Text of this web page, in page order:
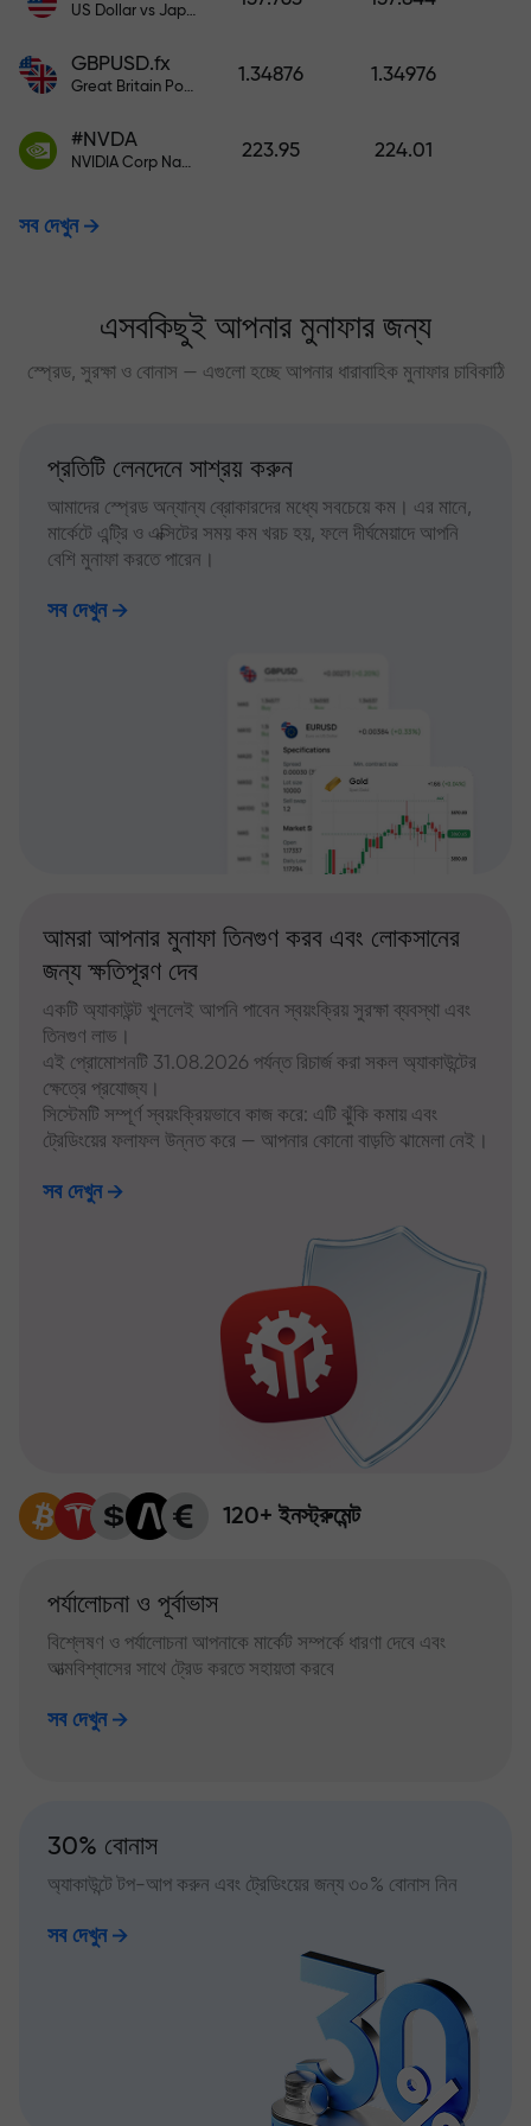
US Dollar vs Japanese Yen
GBPUSD.fx
Great Britain Pound vs US Dollar
1.34876 1.34976
#NVDA
NVIDIA Corp Nasdaq Stock Exchange (Nasdaq) USD
223.95 224.01
সব দেখুন
এসবকিছুই আপনার মুনাফার জন্য
স্প্রেড, সুরক্ষা ও বোনাস — এগুলো হচ্ছে আপনার ধারাবাহিক মুনাফার চাবিকাঠি
প্রতিটি লেনদেনে সাশ্রয় করুন
আমাদের স্প্রেড অন্যান্য ব্রোকারদের মধ্যে সবচেয়ে কম। এর মানে,
মার্কেটে এন্ট্রি ও এক্সিটের সময় কম খরচ হয়, ফলে দীর্ঘমেয়াদে আপনি
বেশি মুনাফা করতে পারেন।
সব দেখুন
আমরা আপনার মুনাফা তিনগুণ করব এবং লোকসানের
জন্য ক্ষতিপূরণ দেব
একটি অ্যাকাউন্ট খুললেই আপনি পাবেন স্বয়ংক্রিয় সুরক্ষা ব্যবস্থা এবং
তিনগুণ লাভ।
এই প্রোমোশনটি 31.08.2026 পর্যন্ত রিচার্জ করা সকল অ্যাকাউন্টের
ক্ষেত্রে প্রযোজ্য।
সিস্টেমটি সম্পূর্ণ স্বয়ংক্রিয়ভাবে কাজ করে: এটি ঝুঁকি কমায় এবং
ট্রেডিংয়ের ফলাফল উন্নত করে — আপনার কোনো বাড়তি ঝামেলা নেই।
সব দেখুন
120+ ইনস্ট্রুমেন্ট
পর্যালোচনা ও পূর্বাভাস
বিশ্লেষণ ও পর্যালোচনা আপনাকে মার্কেট সম্পর্কে ধারণা দেবে এবং
আত্মবিশ্বাসের সাথে ট্রেড করতে সহায়তা করবে
সব দেখুন
30% বোনাস
অ্যাকাউন্টে টপ-আপ করুন এবং ট্রেডিংয়ের জন্য ৩০% বোনাস নিন
সব দেখুন